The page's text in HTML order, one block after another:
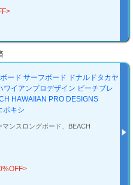
ボード サーフボード ドナルドタカヤ
ワイアンプロデザイン ビーチブレ
HAWAIIAN PRO DESIGNS
ポキシ
ンスロングボード、BEACH